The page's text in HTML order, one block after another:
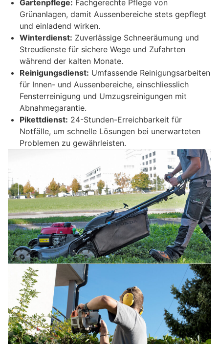
Gartenpflege: Fachgerechte Pflege von
Grünanlagen, damit Aussenbereiche stets gepflegt
und einladend wirken. ​
Winterdienst: Zuverlässige Schneeräumung und
Streudienste für sichere Wege und Zufahrten
während der kalten Monate.
Reinigungsdienst: Umfassende Reinigungsarbeiten
für Innen- und Aussenbereiche, einschliesslich
Fensterreinigung und Umzugsreinigungen mit
Abnahmegarantie. ​
Pikettdienst: 24-Stunden-Erreichbarkeit für
Notfälle, um schnelle Lösungen bei unerwarteten
Problemen zu gewährleisten. ​